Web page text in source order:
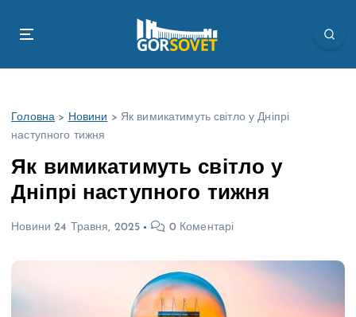
Головна > Новини > Як вимикатимуть світло у Дніпрі
наступного тижня
Як вимикатимуть світло у
Дніпрі наступного тижня
Новини 24 Травня, 2025 0 Коментарі